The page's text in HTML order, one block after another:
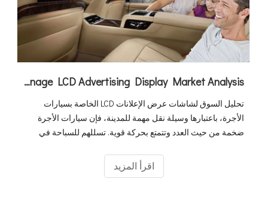
Taxi Digital Signage LCD Advertising Display Market Analysis
تحليل السوق لشاشات عرض الإعلانات LCD الخاصة بسيارات
الأجرة، باعتبارها وسيلة نقل مهمة للمدينة، فإن سيارات الأجرة
ضخمة من حيث العدد وتتمتع بحركة قوية. تسللهم للسباحة في
اقرأ المزيد